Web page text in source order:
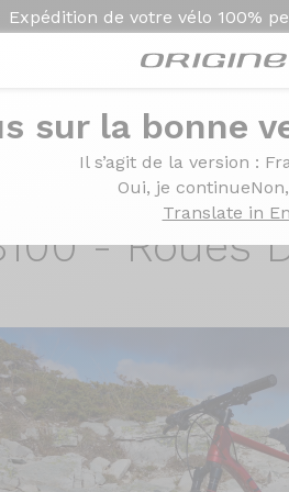
Expédition de votre vélo 100%
sur la bonne
Il s’agit de la version :
Oui, je continue
Translate in
Rock Shox Sid Select 100mm
- Fourche
- Roues